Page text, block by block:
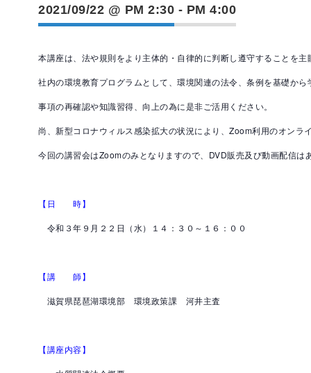
2021/09/22 @ PM 2:30 - PM 4:00
本講座は、法や規則をより主体的・自律的に判断し遵守することを
社内の環境教育プログラムとして、環境関連の法令、条例を基礎か
事項の再確認や知識習得、向上の為に是非ご活用ください。
尚、新型コロナウィルス感染拡大の状況により、Zoom利用のオンラ
今回の講習会はZoomのみとなりますので、DVD販売及び動画配信は
【日 時】
令和３年９月２２日（水）１４：３０～１６：００
【講 師】
滋賀県琵琶湖環境部 環境政策課 河井主査
【講座内容】